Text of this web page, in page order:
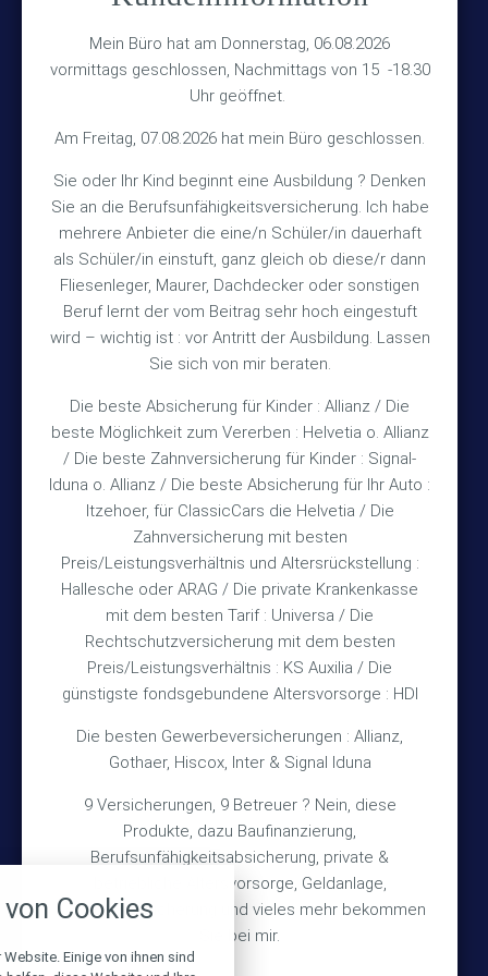
Mein Büro hat am Donnerstag, 06.08.2026
vormittags geschlossen, Nachmittags von 15 -18.30
Uhr geöffnet.
Am Freitag, 07.08.2026 hat mein Büro geschlossen.
Sie oder Ihr Kind beginnt eine Ausbildung ? Denken
Sie an die Berufsunfähigkeitsversicherung. Ich habe
mehrere Anbieter die eine/n Schüler/in dauerhaft
als Schüler/in einstuft, ganz gleich ob diese/r dann
Fliesenleger, Maurer, Dachdecker oder sonstigen
Beruf lernt der vom Beitrag sehr hoch eingestuft
wird – wichtig ist : vor Antritt der Ausbildung. Lassen
Sie sich von mir beraten.
Die beste Absicherung für Kinder : Allianz / Die
beste Möglichkeit zum Vererben : Helvetia o. Allianz
/ Die beste Zahnversicherung für Kinder : Signal-
Iduna o. Allianz / Die beste Absicherung für Ihr Auto :
Itzehoer, für ClassicCars die Helvetia / Die
Zahnversicherung mit besten
Preis/Leistungsverhältnis und Altersrückstellung :
Hallesche oder ARAG / Die private Krankenkasse
mit dem besten Tarif : Universa / Die
Rechtschutzversicherung mit dem besten
Preis/Leistungsverhältnis : KS Auxilia / Die
günstigste fondsgebundene Altersvorsorge : HDI
Die besten Gewerbeversicherungen : Allianz,
Gothaer, Hiscox, Inter & Signal Iduna
9 Versicherungen, 9 Betreuer ? Nein, diese
Produkte, dazu Baufinanzierung,
Berufsunfähigkeitsabsicherung, private &
betriebliche Altersvorsorge, Geldanlage,
Gebäudeversicherung und vieles mehr bekommen
Sie bei mir.
Versicherungsmakler Haberkamp GmbH
Hinterkampstr.1a
30890 Barsinghausen
Kontakt
TEL +49 (5105) 1811
FAX +49 (5105) 2720
MAIL vmh1a@web.de
Bürozeiten
Mo – Fr 10:15 – 12:00 Uhr
und nach Vereinbarung
Rechtliches
Impressum
Datenschutz
Erstinformation
Wichtiges
Über mich
Bedarfsermittlung
Schadensmeldung
Cookies
Einige von ihnen sind
alle verwendeten Cookies und
zu blockieren.